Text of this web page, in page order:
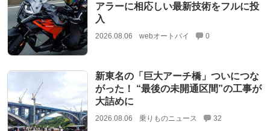
アラーに相応しい最新技術をフルに投
入
2026.08.06 webオートバイ 0
新東名の「巨大アーチ橋」ついにつな
がった！ “最後の未開通区間”の工事が
大詰めに
2026.08.06 乗りものニュース 32